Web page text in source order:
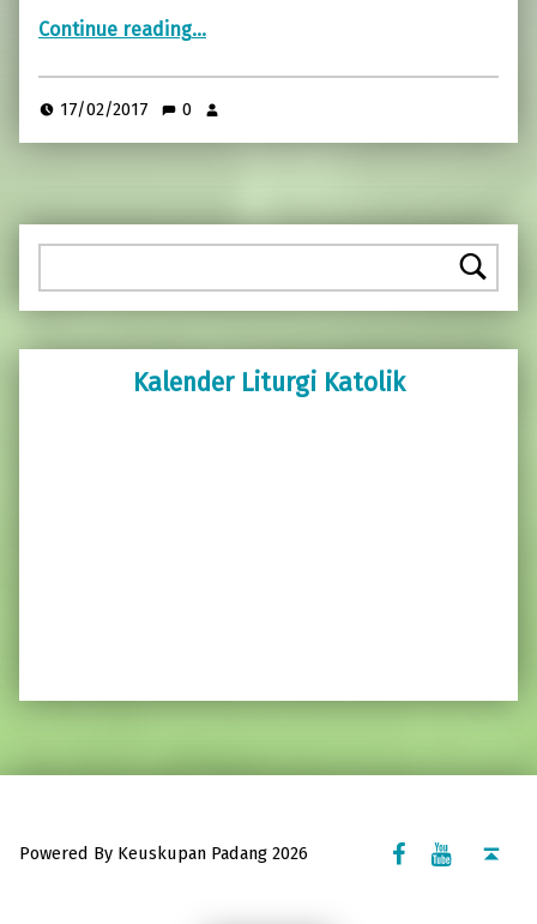
Continue reading“KELUARGA YANG BERSAKSI (Majalah Gema Edisi Februari 2017)”
…
17/02/2017 0
Pencarian
Kalender Liturgi Katolik
Powered By Keuskupan Padang 2026